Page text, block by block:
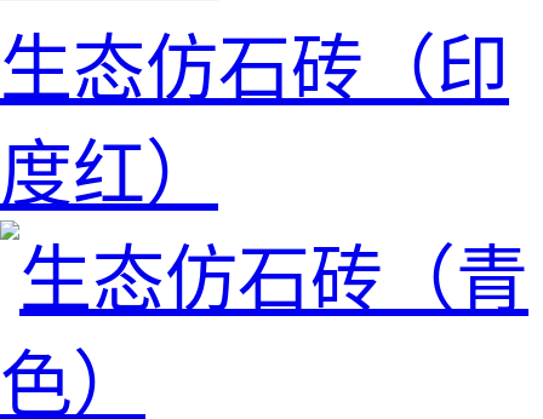
生态仿石砖（印
度红）